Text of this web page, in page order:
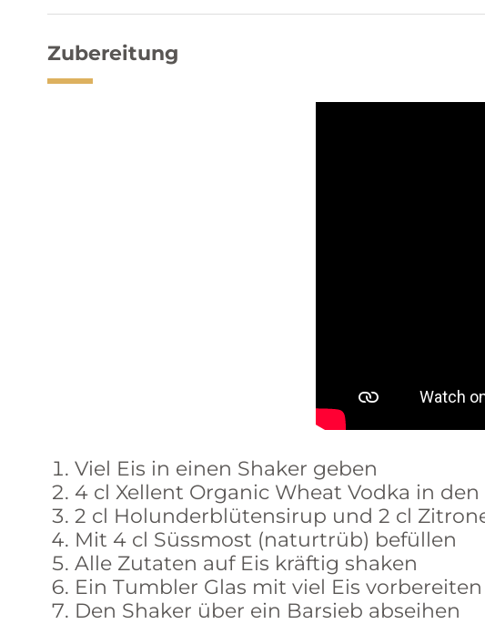
Zubereitung
Viel Eis in einen Shaker geben
4 cl Xellent Organic Wheat Vodka in
2 cl Holunderblütensirup und 2 cl
Mit 4 cl Süssmost (naturtrüb) befüllen
Alle Zutaten auf Eis kräftig shaken
Ein Tumbler Glas mit viel Eis vorbereiten
Den Shaker über ein Barsieb abseihen